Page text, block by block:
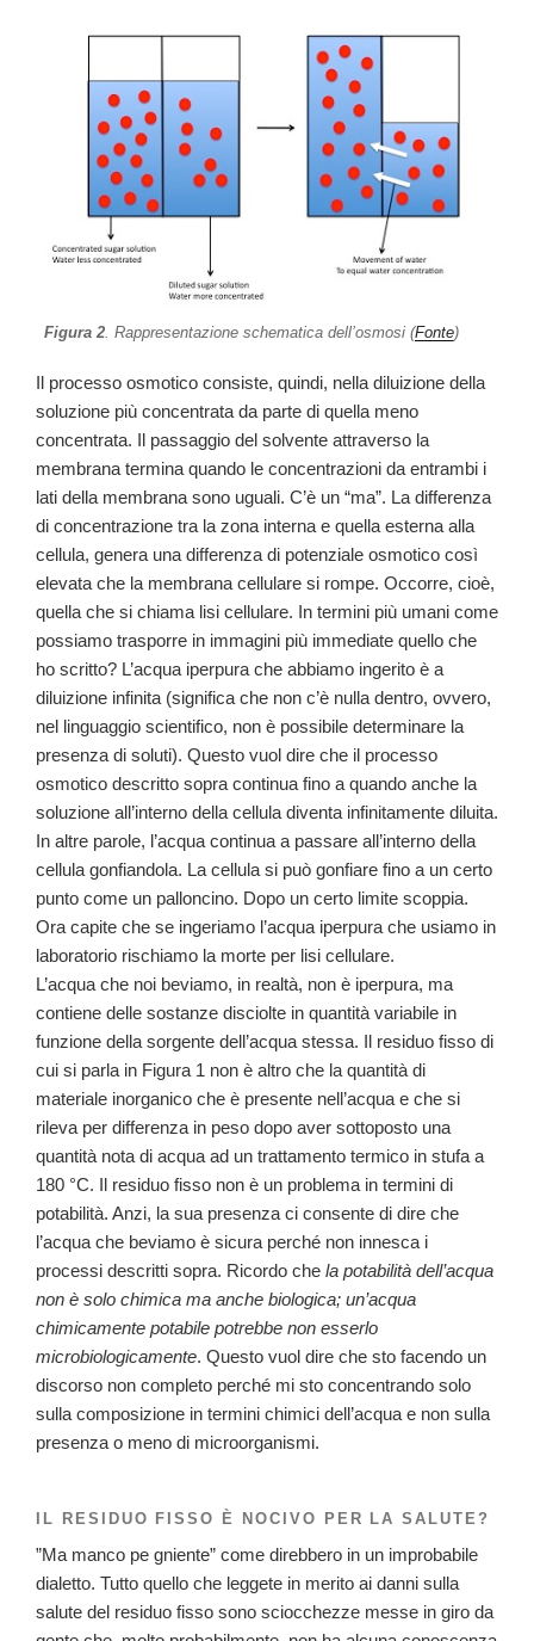
Figura 2. Rappresentazione schematica dell’osmosi (Fonte)
Il processo osmotico consiste, quindi, nella diluizione della
soluzione più concentrata da parte di quella meno
concentrata. Il passaggio del solvente attraverso la
membrana termina quando le concentrazioni da entrambi i
lati della membrana sono uguali. C’è un “ma”. La differenza
di concentrazione tra la zona interna e quella esterna alla
cellula, genera una differenza di potenziale osmotico così
elevata che la membrana cellulare si rompe. Occorre, cioè,
quella che si chiama lisi cellulare. In termini più umani come
possiamo trasporre in immagini più immediate quello che
ho scritto? L’acqua iperpura che abbiamo ingerito è a
diluizione infinita (significa che non c’è nulla dentro, ovvero,
nel linguaggio scientifico, non è possibile determinare la
presenza di soluti). Questo vuol dire che il processo
osmotico descritto sopra continua fino a quando anche la
soluzione all’interno della cellula diventa infinitamente diluita.
In altre parole, l’acqua continua a passare all’interno della
cellula gonfiandola. La cellula si può gonfiare fino a un certo
punto come un palloncino. Dopo un certo limite scoppia.
Ora capite che se ingeriamo l’acqua iperpura che usiamo in
laboratorio rischiamo la morte per lisi cellulare.
L’acqua che noi beviamo, in realtà, non è iperpura, ma
contiene delle sostanze disciolte in quantità variabile in
funzione della sorgente dell’acqua stessa. Il residuo fisso di
cui si parla in Figura 1 non è altro che la quantità di
materiale inorganico che è presente nell’acqua e che si
rileva per differenza in peso dopo aver sottoposto una
quantità nota di acqua ad un trattamento termico in stufa a
180 °C. Il residuo fisso non è un problema in termini di
potabilità. Anzi, la sua presenza ci consente di dire che
l’acqua che beviamo è sicura perché non innesca i
processi descritti sopra. Ricordo che la potabilità dell’acqua
non è solo chimica ma anche biologica; un’acqua
chimicamente potabile potrebbe non esserlo
microbiologicamente. Questo vuol dire che sto facendo un
discorso non completo perché mi sto concentrando solo
sulla composizione in termini chimici dell’acqua e non sulla
presenza o meno di microorganismi.
IL RESIDUO FISSO È NOCIVO PER LA SALUTE?
”Ma manco pe gniente” come direbbero in un improbabile
dialetto. Tutto quello che leggete in merito ai danni sulla
salute del residuo fisso sono sciocchezze messe in giro da